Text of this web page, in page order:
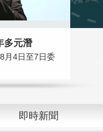
多元潛
月4日至7日委
即時新聞